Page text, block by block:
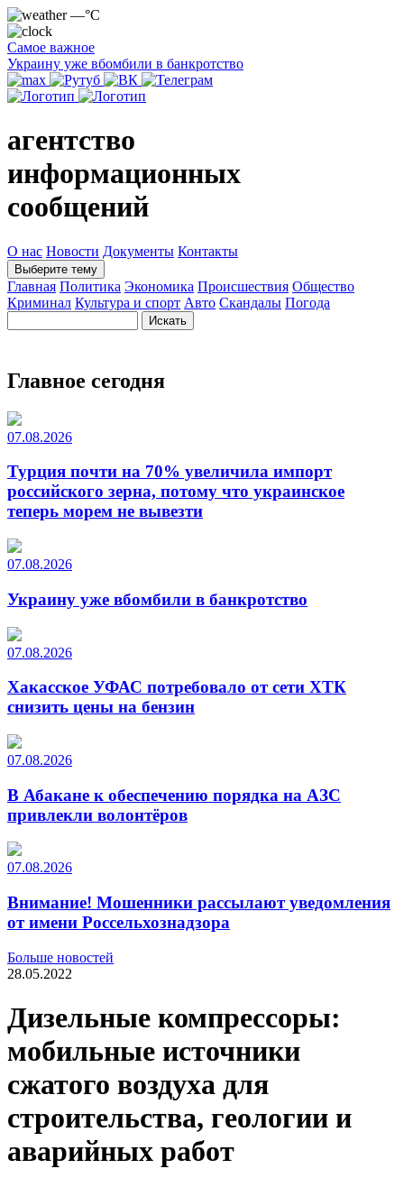
—°C
Самое важное
Украину уже вбомбили в банкротство
агентство
информационных
сообщений
О нас Новости Документы Контакты
Выберите тему
Главная Политика Экономика Происшествия Общество
Криминал Культура и спорт Авто Скандалы Погода
Главное сегодня
07.08.2026
Турция почти на 70% увеличила импорт
российского зерна, потому что украинское
теперь морем не вывезти
07.08.2026
Украину уже вбомбили в банкротство
07.08.2026
Хакасское УФАС потребовало от сети ХТК
снизить цены на бензин
07.08.2026
В Абакане к обеспечению порядка на АЗС
привлекли волонтёров
07.08.2026
Внимание! Мошенники рассылают уведомления
от имени Россельхознадзора
Больше новостей
28.05.2022
Дизельные компрессоры:
мобильные источники
сжатого воздуха для
строительства, геологии и
аварийных работ